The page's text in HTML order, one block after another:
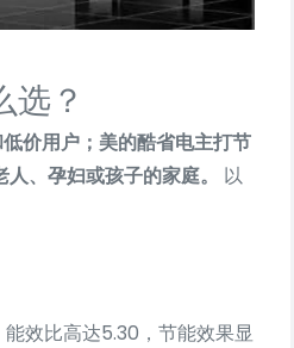
选？
价用户；美的酷省电主打节
、孕妇或孩子的家庭。
以
效比高达5.30，节能效果显